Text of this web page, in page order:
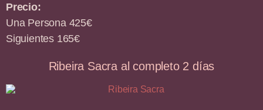
Precio:
Una Persona 425€
Siguientes 165€
Ribeira Sacra al completo 2 días